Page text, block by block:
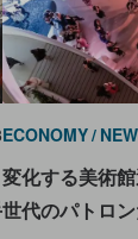
ECONOMY
変化する美術
世代のパトロ